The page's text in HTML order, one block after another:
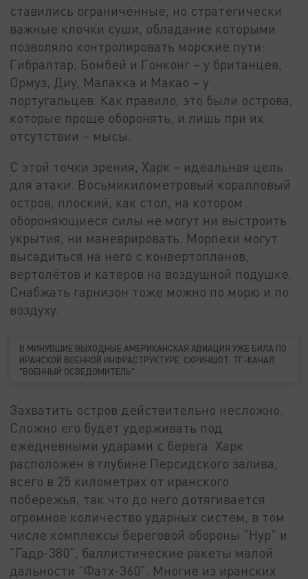
ставились ограниченные, но стратегически
важные клочки суши, обладание которыми
позволяло контролировать морские пути:
Гибралтар, Бомбей и Гонконг – у британцев,
Ормуз, Диу, Малакка и Макао – у
португальцев. Как правило, это были острова,
которые проще оборонять, и лишь при их
отсутствии – мысы.
С этой точки зрения, Харк – идеальная цель
для атаки. Восьмикилометровый коралловый
остров, плоский, как стол, на котором
обороняющиеся силы не могут ни выстроить
укрытия, ни маневрировать. Морпехи могут
высадиться на него с конвертопланов,
вертолётов и катеров на воздушной подушке.
Снабжать гарнизон тоже можно по морю и по
воздуху.
В МИНУВШИЕ ВЫХОДНЫЕ АМЕРИКАНСКАЯ АВИАЦИЯ УЖЕ БИЛА ПО
ИРАНСКОЙ ВОЕННОЙ ИНФРАСТРУКТУРЕ. СКРИНШОТ: ТГ-КАНАЛ
"ВОЕННЫЙ ОСВЕДОМИТЕЛЬ"
Захватить остров действительно несложно.
Сложно его будет удерживать под
ежедневными ударами с берега. Харк
расположен в глубине Персидского залива,
всего в 25 километрах от иранского
побережья, так что до него дотягивается
огромное количество ударных систем, в том
числе комплексы береговой обороны "Нур" и
"Гадр-380", баллистические ракеты малой
дальности "Фатх-360". Многие из иранских